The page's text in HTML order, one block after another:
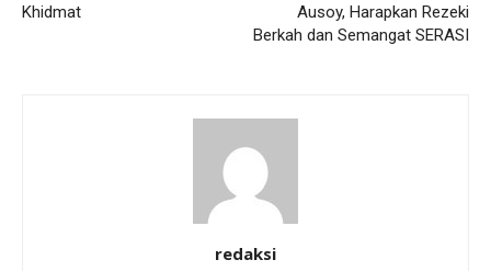
Khidmat
Ausoy, Harapkan Rezeki
Berkah dan Semangat SERASI
redaksi